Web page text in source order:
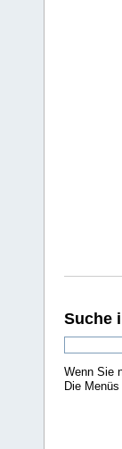
Suche
Wenn Sie
Die